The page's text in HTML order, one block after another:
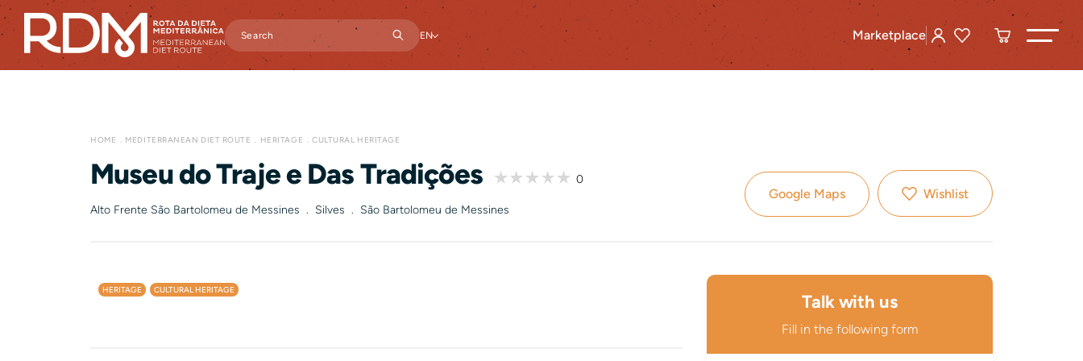
EN Marketplace
HOME MEDITERRANEAN DIET ROUTE HERITAGE CULTURAL HERITAGE
Museu do Traje e Das Tradições 0
Alto Frente São Bartolomeu de Messines . Silves . São Bartolomeu de Messines
Google Maps Wishlist
HERITAGE CULTURAL HERITAGE
Talk with us
Fill in the following form